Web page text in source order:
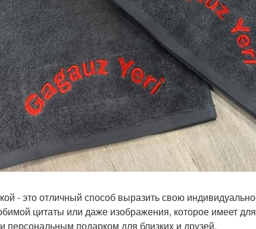
- это отличный способ выразить свою
цитаты или даже изображения, которое имеет
персональным подарком для близких и друзей.